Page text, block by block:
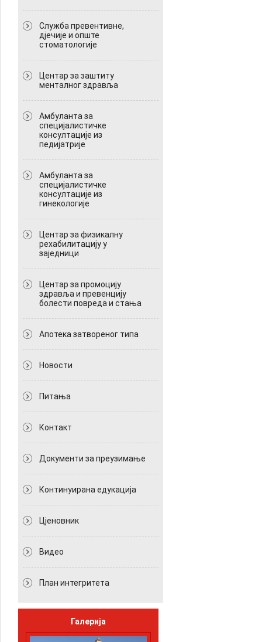
Служба превентивне,
дјечије и опште
стоматологије
Центар за заштиту
менталног здравља
Амбуланта за
специјалистичке
консултације из
педијатрије
Амбуланта за
специјалистичке
консултације из
гинекологије
Центар за физикалну
рехабилитацију у
заједници
Центар за промоцију
здравља и превенцију
болести повреда и стања
Апотека затвореног типа
Новости
Питања
Контакт
Документи за преузимање
Континуирана едукација
Цјеновник
Видео
План интегритета
Галерија